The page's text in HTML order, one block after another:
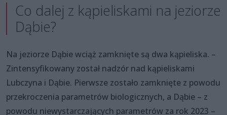
Co dalej z kąpieliskami na jeziorze
Dąbie?
Na jeziorze Dąbie wciąż zamknięte są dwa kąpieliska. –
Zintensyfikowany został nadzór nad kąpieliskami
Lubczyna i Dąbie. Pierwsze zostało zamknięte z powodu
przekroczenia parametrów biologicznych, a Dąbie – z
powodu niewystarczających parametrów za rok 2023 –